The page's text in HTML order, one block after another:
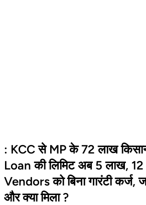
: KCC से MP के 72 लाख
Loan की लिमिट अब 5 लाख,
Vendors को बिना गारंटी कर्ज,
और क्या मिला ?